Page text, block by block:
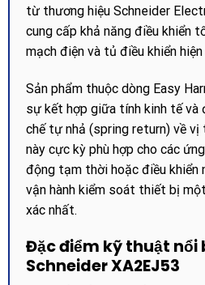
từ thương hiệu Schneider
cung cấp khả năng điều khiển
mạch điện và tủ điều khiển
Sản phẩm thuộc dòng Easy
sự kết hợp giữa tính kinh tế và
chế tự nhả (spring return) về
này cực kỳ phù hợp cho các
động tạm thời hoặc điều khiển
vận hành kiểm soát thiết bị
xác nhất.
Đặc điểm kỹ thuật nổi
Schneider XA2EJ53